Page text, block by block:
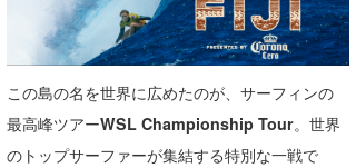
この島の名を世界に広めたのが、サーフィンの
最高峰ツアーWSL Championship Tour。世界
のトップサーファーが集結する特別な一戦で
VAGY
waka☆=
YUKI☆
たっちー